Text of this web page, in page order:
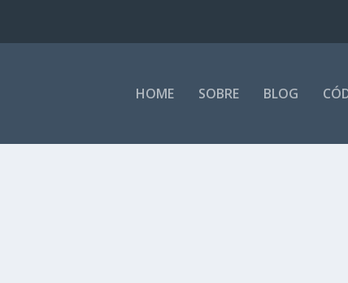
HOME SOBRE BLOG